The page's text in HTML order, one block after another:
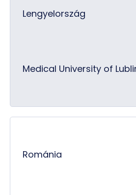
Lengyelország
Medical University of
Románia